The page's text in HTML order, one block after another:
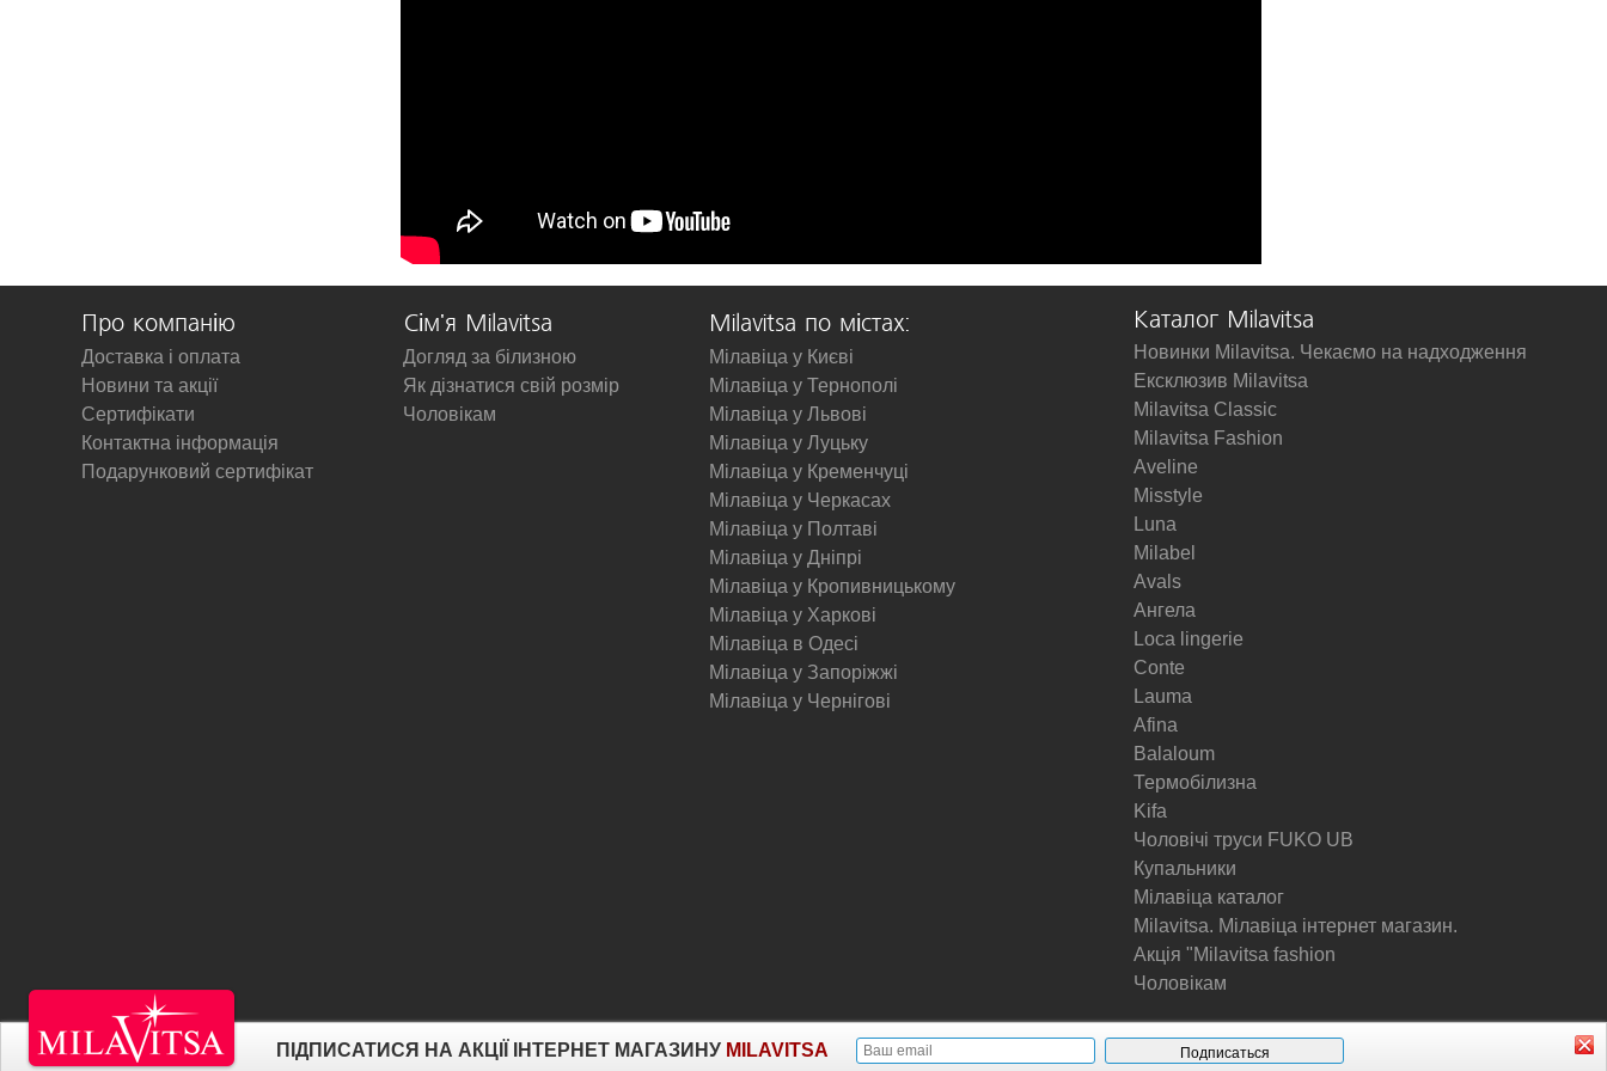
Про компанію
Доставка і оплата
Новини та акції
Сертифікати
Контактна інформація
Подарунковий сертифікат
Сім'я Milavitsa
Догляд за білизною
Як дізнатися свій розмір
Чоловікам
Milavitsa по містах:
Мілавіца у Києві
Мілавіца у Тернополі
Мілавіца у Львові
Мілавіца у Луцьку
Мілавіца у Кременчуці
Мілавіца у Черкасах
Мілавіца у Полтаві
Мілавіца у Дніпрі
Мілавіца у Кропивницькому
Мілавіца у Харкові
Мілавіца в Одесі
Мілавіца у Запоріжжі
Мілавіца у Чернігові
Каталог Milavitsa
Новинки Milavitsa. Чекаємо на надходження
Ексклюзив Milavitsa
Milavitsa Classic
Milavitsa Fashion
Aveline
Misstyle
Luna
Milabel
Avals
Ангела
Loca lingerie
Conte
Lauma
Afina
Balaloum
Термобілизна
Kifa
Чоловічі труси FUKO UB
Купальники
Мілавіца каталог
Milavitsa. Мілавіца інтернет магазин.
Акція "Milavitsa fashion
Чоловікам
ПІДПИСАТИСЯ НА АКЦІЇ ІНТЕРНЕТ МАГАЗИНУ MILAVITSA
© Milavitsa.